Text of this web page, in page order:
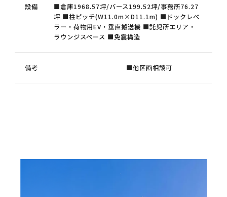
設備
■倉庫1968.57坪/バース199.52坪/事務所76.27
坪 ■柱ピッチ(W11.0m×D11.1m) ■ドックレベ
ラー・荷物用EV・垂直搬送機 ■託児所エリア・
ラウンジスペース ■免震構造
備考 ■他区画相談可